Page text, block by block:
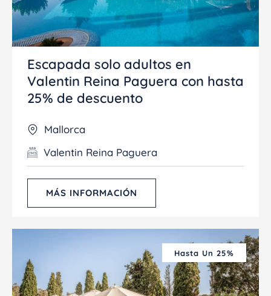
Escapada solo adultos en
Valentin Reina Paguera con hasta
25% de descuento
Mallorca
Valentin Reina Paguera
MÁS INFORMACIÓN
Hasta Un 25%